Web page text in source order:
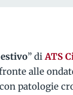
” diATS
alle
patologie